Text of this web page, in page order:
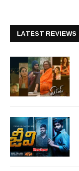
LATEST REVIEWS